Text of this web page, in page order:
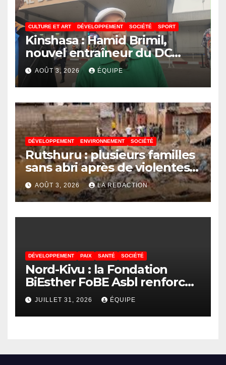
CULTURE ET ART DÉVELOPPEMENT SOCIÉTÉ SPORT
Kinshasa : Hamid Brimil,
nouvel entraîneur du DC
Virunga sur place, cap sur les
préparatifs de la Coupe de la
Confédération de la CAF
AOÛT 3, 2026 ÉQUIPE
DÉVELOPPEMENT ENVIRONNEMENT SOCIÉTÉ
Rutshuru : plusieurs familles
sans abri après de violentes
intempéries à Vitshumbi
AOÛT 3, 2026 LA REDACTION
DÉVELOPPEMENT PAIX SANTÉ SOCIÉTÉ
Nord-Kivu : la Fondation
BiEsther FoBE Asbl renforce
les capacités des acteurs
communautaires sur la
prévention d’Ebola
JUILLET 31, 2026 ÉQUIPE